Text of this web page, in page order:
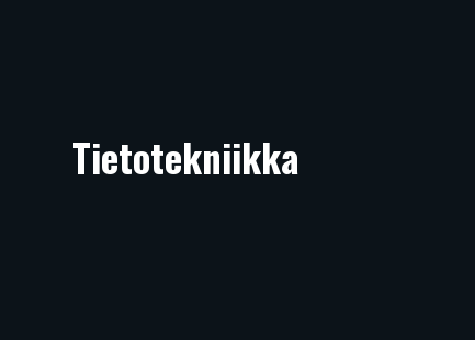
Tietotekniikka